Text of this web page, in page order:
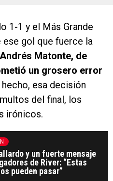
1-1 y el Más Grande
ese gol que fuerce la
Andrés Matonte, de
un grosero error
hecho, esa decisión
del final, los
irónicos.
y un fuerte mensaje
de River: “Estas
pueden pasar”